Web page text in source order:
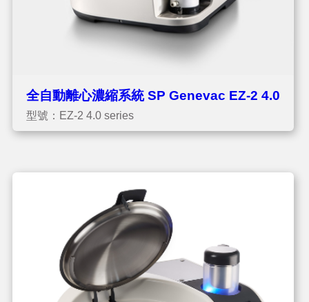
全自動離心濃縮系統 SP Genevac EZ-2 4.0
型號：EZ-2 4.0 series